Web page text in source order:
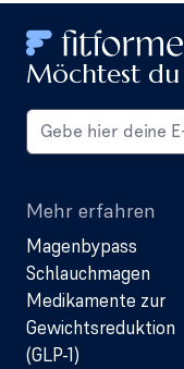
Möchtest du
Mehr erfahren
Magenbypass
Schlauchmagen
Medikamente zur
Gewichtsreduktion
(GLP-1)